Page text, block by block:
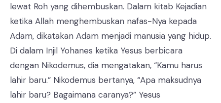
lewat Roh yang dihembuskan. Dalam kitab Kejadian
ketika Allah menghembuskan nafas-Nya kepada
Adam, dikatakan Adam menjadi manusia yang hidup.
Di dalam Injil Yohanes ketika Yesus berbicara
dengan Nikodemus, dia mengatakan, “Kamu harus
lahir baru.” Nikodemus bertanya, “Apa maksudnya
lahir baru? Bagaimana caranya?” Yesus